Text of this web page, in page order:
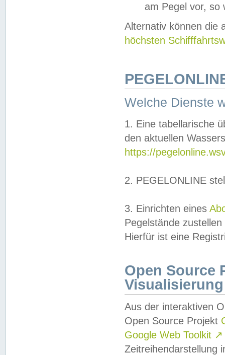
am Pegel vor,
Alternativ können die
höchsten
Welche Dienste
1. Eine tabellarische
den aktuellen
https://
2. PEGELONLINE
3. Einrichten eines
Pegelstände
Hierfür ist eine
Open Source
Visualisierung
Aus der interaktiven
Open Source Projekt
Google Web Toolkit ↗
Zeitreihendarstellung